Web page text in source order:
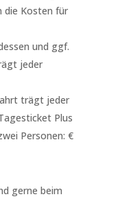
die Kosten für
und ggf.
jeder
trägt jeder
Plus
Personen: €
gerne beim